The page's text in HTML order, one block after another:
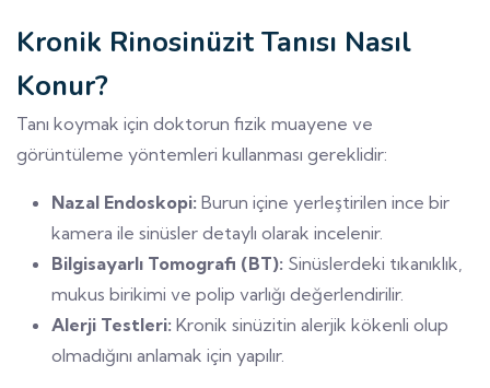
Kronik Rinosinüzit Tanısı Nasıl
Konur?
Tanı koymak için doktorun fizik muayene ve
görüntüleme yöntemleri kullanması gereklidir:
Nazal Endoskopi: Burun içine yerleştirilen ince bir
kamera ile sinüsler detaylı olarak incelenir.
Bilgisayarlı Tomografi (BT): Sinüslerdeki tıkanıklık,
mukus birikimi ve polip varlığı değerlendirilir.
Alerji Testleri: Kronik sinüzitin alerjik kökenli olup
olmadığını anlamak için yapılır.